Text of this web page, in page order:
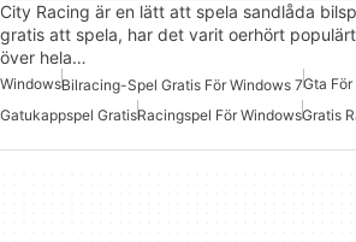
City Racing är en lätt att spela sandlåda
gratis att spela, har det varit oerhört
över hela…
WindowsBilracing-Spel Gratis För Windows 7Gta
Gatukappspel GratisRacingspel För WindowsGratis